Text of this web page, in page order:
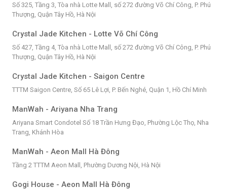
Số 325, Tầng 3, Tòa nhà Lotte Mall, số 272 đường Võ Chí Công, P. Phú
Thượng, Quận Tây Hồ, Hà Nội
Crystal Jade Kitchen - Lotte Võ Chí Công
Số 427, Tầng 4, Tòa nhà Lotte Mall, số 272 đường Võ Chí Công, P. Phú
Thượng, Quận Tây Hồ, Hà Nội
Crystal Jade Kitchen - Saigon Centre
TTTM Saigon Centre, Số 65 Lê Lợi, P. Bến Nghé, Quận 1, Hồ Chí Minh
ManWah - Ariyana Nha Trang
Ariyana Smart Condotel Số 18 Trần Hưng Đạo, Phường Lộc Thọ, Nha
Trang, Khánh Hòa
ManWah - Aeon Mall Hà Đông
Tầng 2 TTTM Aeon Mall, Phường Dương Nội, Hà Nội
Gogi House - Aeon Mall Hà Đông